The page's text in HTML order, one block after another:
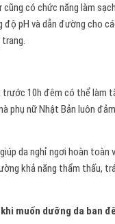
có chức năng làm
pH và dẫn đường cho
10h đêm có thể làm
phụ nữ Nhật Bản luôn
da nghỉ ngơi hoàn
khả năng thẩm thấu,
muốn dưỡng da ban